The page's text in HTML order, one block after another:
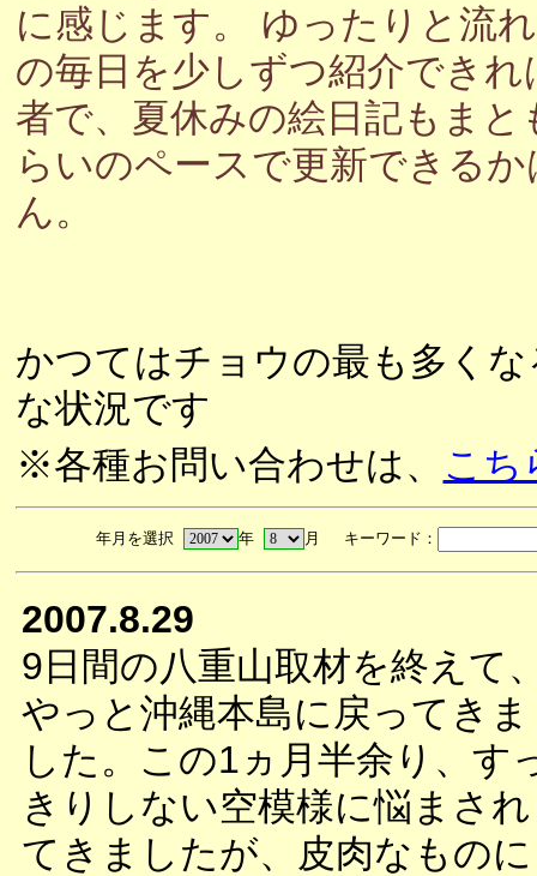
に感じます。 ゆったりと流
の毎日を少しずつ紹介でき
者で、夏休みの絵日記もま
らいのペースで更新できる
ん。
かつてはチョウの最も多く
な状況です
※各種お問い合わせは、 こち
年月を選択 年 月 キーワード：
2007.8.29
9日間の八重山取材を終えて
やっと沖縄本島に戻ってきま
した。この1ヵ月半余り、す
きりしない空模様に悩まされ
てきましたが、皮肉なものに